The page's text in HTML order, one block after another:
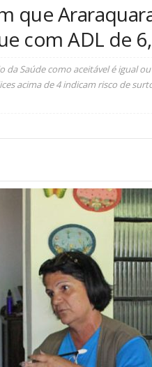
que
com ADL de
Saúde como aceitável é igual ou
acima de 4 indicam risco de